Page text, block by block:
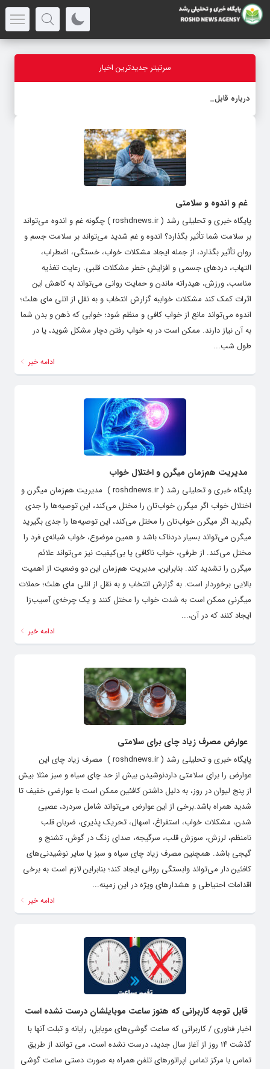
سرتیتر جدیدترین اخبار
درباره قابلیت قلم هوش
غم و اندوه و سلامتی
پایگاه خبری و تحلیلی رشد ( roshdnews.ir ) چگونه غم و اندوه می‌تواند
بر سلامت شما تأثیر بگذارد؟ اندوه و غم شدید می‌تواند بر سلامت جسم و
روان تأثیر بگذارد، از جمله ایجاد مشکلات خواب، خستگی، اضطراب،
التهاب، دردهای جسمی و افزایش خطر مشکلات قلبی. رعایت تغذیه
مناسب، ورزش، هیدراته ماندن و حمایت روانی می‌تواند به کاهش این
اثرات کمک کند مشکلات خواببه گزارش انتخاب و به نقل از انلی مای هلث؛
اندوه می‌تواند مانع از خواب کافی و منظم شود؛ خوابی که ذهن و بدن شما
به آن نیاز دارند. ممکن است در به خواب رفتن دچار مشکل شوید، یا در
طول شب...
ادامه خبر
مدیریت هم‌زمان میگرن و اختلال خواب
پایگاه خبری و تحلیلی رشد ( roshdnews.ir ) مدیریت هم‌زمان میگرن و
اختلال خواب اگر میگرن خواب‌تان را مختل می‌کند، این توصیه‌ها را جدی
بگیرید اگر میگرن خواب‌تان را مختل می‌کند، این توصیه‌ها را جدی بگیرید
میگرن می‌تواند بسیار دردناک باشد و همین موضوع، خواب شبانه‌ی فرد را
مختل می‌کند. از طرفی، خواب ناکافی یا بی‌کیفیت نیز می‌تواند علائم
میگرن را تشدید کند. بنابراین، مدیریت هم‌زمان این دو وضعیت از اهمیت
بالایی برخوردار است. به گزارش انتخاب و به نقل از انلی مای هلث؛ حملات
میگرنی ممکن است به شدت خواب را مختل کنند و یک چرخه‌ی آسیب‌زا
ایجاد کنند که در آن،...
ادامه خبر
عوارض مصرف زیاد چای برای سلامتی
پایگاه خبری و تحلیلی رشد ( roshdnews.ir ) مصرف زیاد چای این
عوارض را برای سلامتی داردنوشیدن بیش از حد چای سیاه و سبز مثلا بیش
از پنج لیوان در روز، به دلیل داشتن کافئین ممکن است با عوارضی خفیف تا
شدید همراه باشد.برخی از این عوارض می‌تواند شامل سردرد، عصبی
شدن، مشکلات خواب، استفراغ، اسهال، تحریک پذیری، ضربان قلب
نامنظم، لرزش، سوزش قلب، سرگیجه، صدای زنگ در گوش، تشنج و
گیجی باشد. همچنین مصرف زیاد چای سیاه و سبز یا سایر نوشیدنی‌های
کافئین دار می‌تواند وابستگی روانی ایجاد کند؛ بنابراین لازم است به برخی
اقدامات احتیاطی و هشدارهای ویژه در این زمینه...
ادامه خبر
قابل توجه کاربرانی که هنوز ساعت موبایلشان درست نشده است
اخبار فناوری / کاربرانی که ساعت گوشی‌های موبایل، رایانه و تبلت‌ آنها با
گذشت ۱۴ روز از آغاز سال جدید، درست نشده است، می توانند از طریق
تماس با مرکز تماس اپراتورهای تلفن همراه به صورت دستی ساعت گوشی